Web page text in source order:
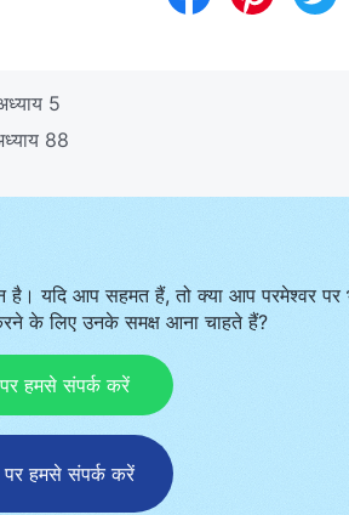
5
88
है। यदि आप सहमत हैं, तो क्या आप परमेश्वर पर
के लिए उनके समक्ष आना चाहते हैं?
हमसे संपर्क करें
हमसे संपर्क करें